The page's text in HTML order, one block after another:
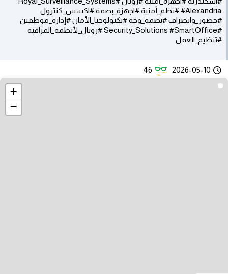
#Alexandria #نظم_أمنية #اجهزة_بصمة #اكسس_كنترول
#حضور_وانصراف #بصمة_وجه #تكنولوجيا_الأمان #إدارة_موظفين
#Security_Solutions #SmartOffice #رويال_لأنظمة_المراقبة
#تنظيم_العمل
2026-05-10
46
+
−